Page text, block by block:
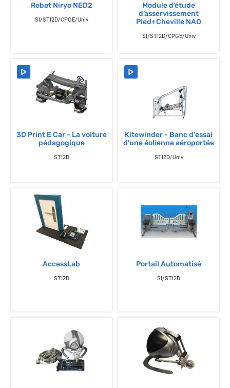
Robot Niryo NED2
SI/STI2D/CPGE/Univ
Module d’étude
d’asservissement
Pied+Cheville NAO
SI/STI2D/CPGE/Univ
3D Print E Car - La voiture
pédagogique
STI2D
Kitewinder - Banc d'essai
d'une éolienne aéroportée
STI2D/Univ
AccessLab
STI2D
Portail Automatisé
SI/STI2D